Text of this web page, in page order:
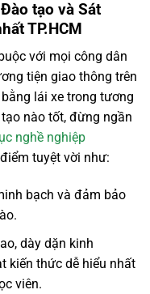
tạo và Sát
TP.HCM
với mọi công dân
tiện giao thông trên
lái xe trong tương
nào tốt, đừng ngần
nghề nghiệp
tuyệt vời như:
bạch và đảm bảo
dày dặn kinh
kiến thức dễ hiểu nhất
viên.